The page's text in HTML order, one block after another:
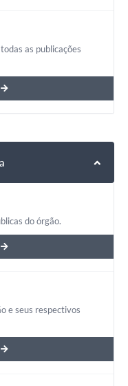
as publicações
do órgão.
e seus respectivos